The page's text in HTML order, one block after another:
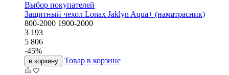
Выбор покупателей
Защитный чехол Lonax Jaklyn Aqua+ (наматрасник)
800-2000 1900-2000
3 193
5 806
-45%
в корзину Товар в корзине